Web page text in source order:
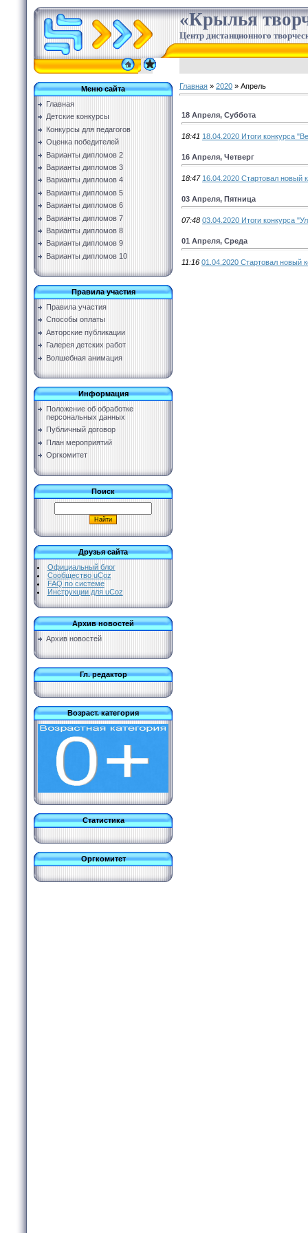
«Крылья
Центр дистанционного
Меню сайта
Главная
Детские конкурсы
Конкурсы для педагогов
Оценка победителей
Варианты дипломов 2
Варианты дипломов 3
Варианты дипломов 4
Варианты дипломов 5
Варианты дипломов 6
Варианты дипломов 7
Варианты дипломов 8
Варианты дипломов 9
Варианты дипломов 10
Правила участия
Правила участия
Способы оплаты
Авторские публикации
Галерея детских работ
Волшебная анимация
Информация
Положение об обработке
персональных данных
Публичный договор
План мероприятий
Оргкомитет
Поиск
Друзья сайта
Официальный блог
Сообщество uCoz
FAQ по системе
Инструкции для uCoz
Архив новостей
Архив новостей
Гл. редактор
Возраст. категория
Статистика
Оргкомитет
Главная » 2020 » Апрель
18 Апреля, Суббота
18:41 18.04.2020 Итоги конкурса
16 Апреля, Четверг
18:47 16.04.2020 Стартовал новый
03 Апреля, Пятница
07:48 03.04.2020 Итоги конкурса
01 Апреля, Среда
11:16 01.04.2020 Стартовал новый